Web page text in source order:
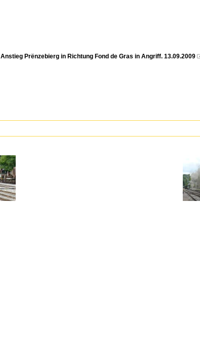
Prënzebierg in Richtung Fond de Gras in Angriff. 13.09.2009